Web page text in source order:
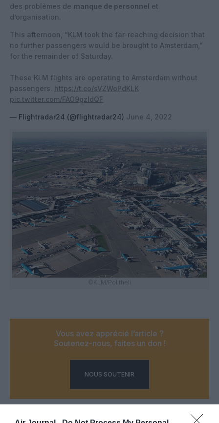
des problèmes de manque de personnel et
d’organisation.
This afternoon, “KLM took the far-reaching decision that
no further passengers would be brought to Amsterdam,”
for the remainder of Saturday.
These KLM flights are operating to Amsterdam without
passengers. https://t.co/sVZWoPdKLK
pic.twitter.com/FAO9gzIdQF
— Flightradar24 (@flightradar24) June 4, 2022
©KLM/Politheli
Vous avez apprécié l’article ?
Soutenez-nous, faites un don !
NOUS SOUTENIR